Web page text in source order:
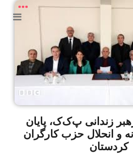
زندانی پ‌ک‌ک، پایان
و انحلال حزب کارگران
کردستان